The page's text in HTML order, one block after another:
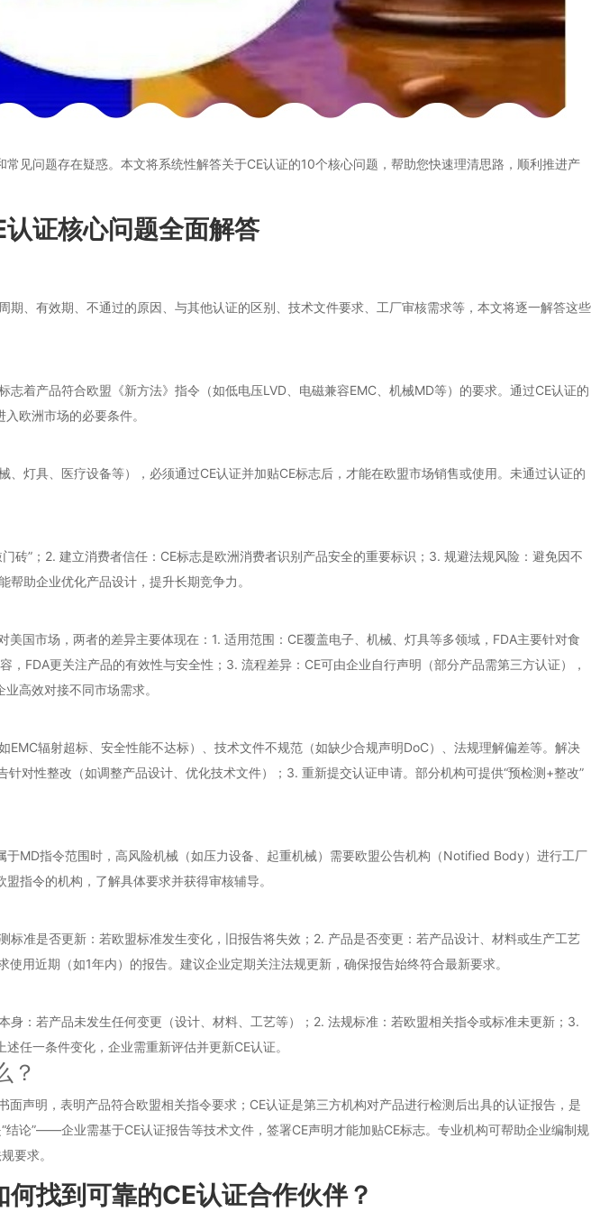
见问题存在疑惑。本文将系统性解答关于CE认证的10个核心问题，帮助您快速理清思路，顺利推进产
认证核心问题全面解答
期、有效期、不通过的原因、与其他认证的区别、技术文件要求、工厂审核需求等，本文将逐一解答这些
着产品符合欧盟《新方法》指令（如低电压LVD、电磁兼容EMC、机械MD等）的要求。通过CE认证的
欧洲市场的必要条件。
灯具、医疗设备等），必须通过CE认证并加贴CE标志后，才能在欧盟市场销售或使用。未通过认证的
砖”；2. 建立消费者信任：CE标志是欧洲消费者识别产品安全的重要标识；3. 规避法规风险：避免因不
助企业优化产品设计，提升长期竞争力。
国市场，两者的差异主要体现在：1. 适用范围：CE覆盖电子、机械、灯具等多领域，FDA主要针对食
FDA更关注产品的有效性与安全性；3. 流程差异：CE可由企业自行声明（部分产品需第三方认证），
高效对接不同市场需求。
EMC辐射超标、安全性能不达标）、技术文件不规范（如缺少合规声明DoC）、法规理解偏差等。解决
对性整改（如调整产品设计、优化技术文件）；3. 重新提交认证申请。部分机构可提供“预检测+整改”
MD指令范围时，高风险机械（如压力设备、起重机械）需要欧盟公告机构（Notified Body）进行工厂
指令的机构，了解具体要求并获得审核辅导。
标准是否更新：若欧盟标准发生变化，旧报告将失效；2. 产品是否变更：若产品设计、材料或生产工艺
用近期（如1年内）的报告。建议企业定期关注法规更新，确保报告始终符合最新要求。
身：若产品未发生任何变更（设计、材料、工艺等）；2. 法规标准：若欧盟相关指令或标准未更新；3.
任一条件变化，企业需重新评估并更新CE认证。
？
声明，表明产品符合欧盟相关指令要求；CE认证是第三方机构对产品进行检测后出具的认证报告，是
结论”——企业需基于CE认证报告等技术文件，签署CE声明才能加贴CE标志。专业机构可帮助企业编制规
要求。
何找到可靠的CE认证合作伙伴？